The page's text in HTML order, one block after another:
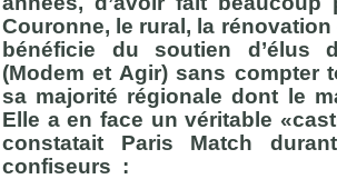
Couronne, le rural, la
bénéficie du soutien d’élus
(Modem et Agir) sans compter
sa majorité régionale dont le
Elle a en face un véritable
constatait Paris Match
confiseurs :